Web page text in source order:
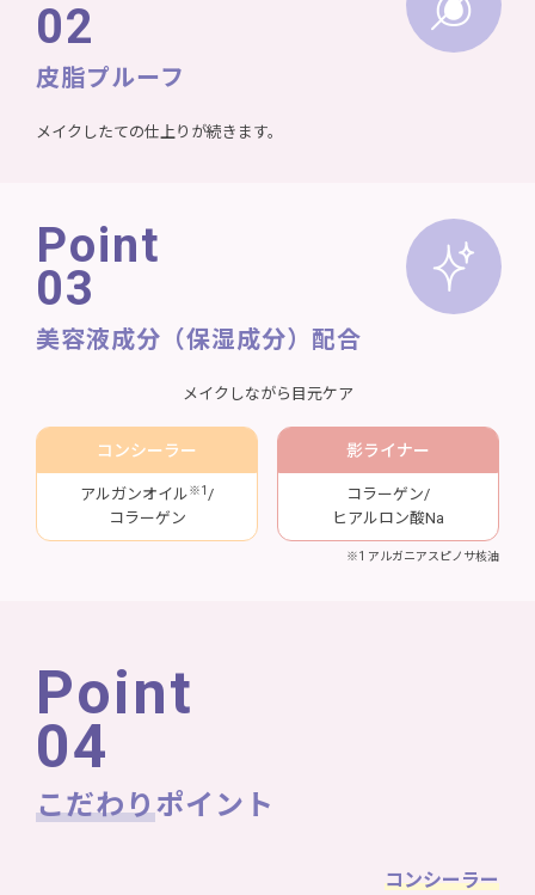
02
皮脂プルーフ
メイクしたての仕上りが続きます。
Point
03
美容液成分 （保湿成分）配合
メイクしながら目元ケア
コンシーラー
アルガンオイル※1 /
コラーゲン
影ライナー
コラーゲン/
ヒアルロン酸Na
※1 アルガニアスピノサ核油
Point
04
こだわりポイント
コンシーラー